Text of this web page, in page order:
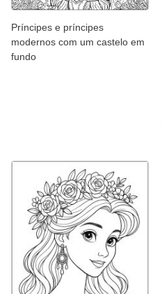
Príncipes e príncipes
modernos com um castelo em
fundo